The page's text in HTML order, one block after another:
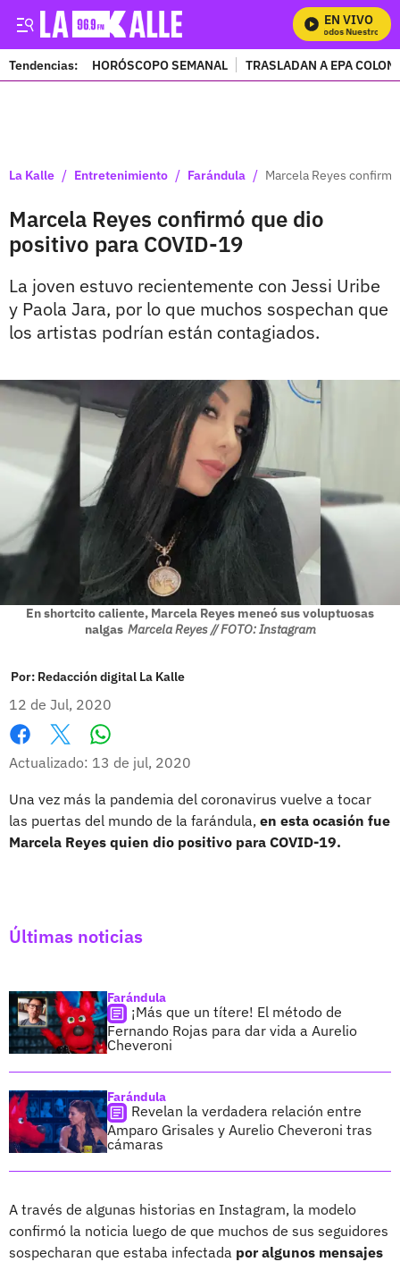
EN VIVO
Mira Todos Nuestros
Tendencias: HORÓSCOPO SEMANAL TRASLADAN A EPA
La Kalle / Entretenimiento / Farándula / Marcela Reyes
Marcela Reyes confirmó que dio
positivo para COVID-19
La joven estuvo recientemente con Jessi Uribe
y Paola Jara, por lo que muchos sospechan que
los artistas podrían están contagiados.
En shortcito caliente, Marcela Reyes meneó sus voluptuosas
nalgas Marcela Reyes // FOTO: Instagram
Por: Redacción digital La Kalle
12 de Jul, 2020
Facebook
X
Actualizado: 13 de jul, 2020
Una vez más la pandemia del coronavirus vuelve a tocar
las puertas del mundo de la farándula, en esta ocasión fue
Marcela Reyes quien dio positivo para COVID-19.
Últimas noticias
Farándula
¡Más que un títere! El método de
Fernando Rojas para dar vida a Aurelio
Cheveroni
Farándula
Revelan la verdadera relación entre
Amparo Grisales y Aurelio Cheveroni tras
cámaras
A través de algunas historias en Instagram, la modelo
confirmó la noticia luego de que muchos de sus seguidores
sospecharan que estaba infectada por algunos mensajes